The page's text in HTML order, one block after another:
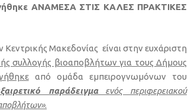
ΑΝΑΜΕΣΑ ΣΤΙΣ ΚΑΛΕΣ ΠΡΑΚΤΙΚΕΣ
Μακεδονίας είναι στην ευχάριστη
συλλογής βιοαποβλήτων για τους Δήμους
από ομάδα εμπειρογνωμόνων του
παράδειγμαενός περιφερειακού
.